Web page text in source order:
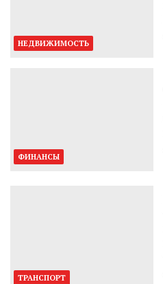
НЕДВИЖИМОСТЬ
ФИНАНСЫ
ТРАНСПОРТ